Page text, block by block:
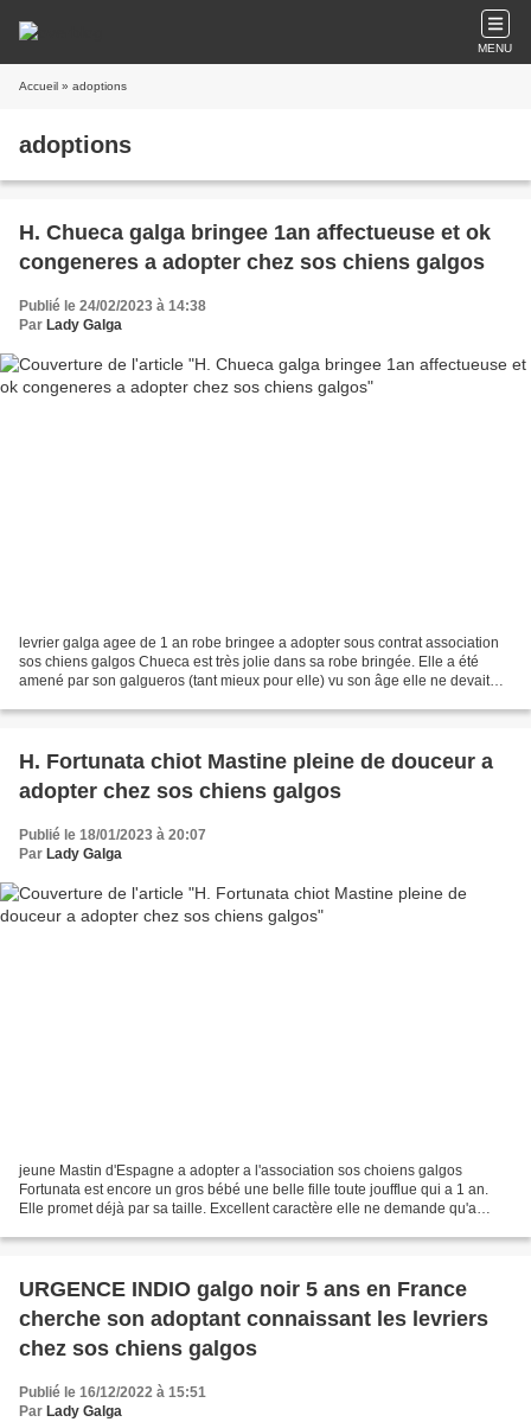
MENU
Accueil » adoptions
adoptions
H. Chueca galga bringee 1an affectueuse et ok
congeneres a adopter chez sos chiens galgos
Publié le 24/02/2023 à 14:38
Par Lady Galga
levrier galga agee de 1 an robe bringee a adopter sous contrat association
sos chiens galgos Chueca est très jolie dans sa robe bringée. Elle a été
amené par son galgueros (tant mieux pour elle) vu son âge elle ne devait
H. Fortunata chiot Mastine pleine de douceur a
adopter chez sos chiens galgos
Publié le 18/01/2023 à 20:07
Par Lady Galga
jeune Mastin d'Espagne a adopter a l'association sos choiens galgos
Fortunata est encore un gros bébé une belle fille toute joufflue qui a 1 an.
Elle promet déjà par sa taille. Excellent caractère elle ne demande qu'a
URGENCE INDIO galgo noir 5 ans en France
cherche son adoptant connaissant les levriers
chez sos chiens galgos
Publié le 16/12/2022 à 15:51
Par Lady Galga